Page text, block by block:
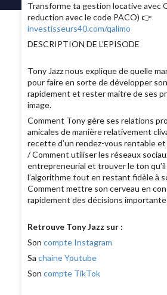
Transforme ta gestion locative avec
reduction avec le code PACO) 👉
investisseurs40.com/qalimo
DESCRIPTION DE L’EPISODE
Tony Jazz nous explique de quelle
pour faire en sorte de développer
rapidement et rester maitre de ses
image.
Comment Tony gère ses relations
amicales de manière relativement
recette d’un rendez-vous rentable et
/ Comment utiliser les réseaux
entrepreneurial et trouver le ton
l’algorithme tout en restant fidèle à
Comment mettre son cerveau en
rapidement des décisions
Retrouve Tony Jazz sur :
Soncompte Instagram
Sachaine Youtube
Soncompte TikTok